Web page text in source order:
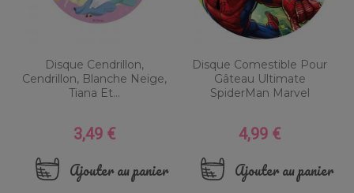
Disque Cendrillon,
Cendrillon, Blanche Neige,
Tiana Et...
Prix
3,49 €
Ajouter au panier
Disque Comestible Pour
Gâteau Ultimate
SpiderMan Marvel
Prix
4,99 €
Ajouter au panier